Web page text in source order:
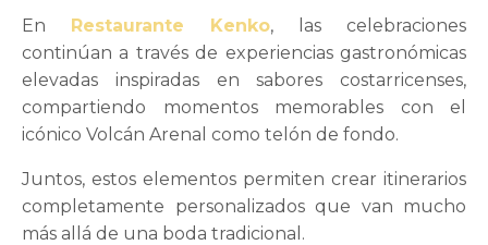
En Restaurante Kenko, las celebraciones
continúan a través de experiencias gastronómicas
elevadas inspiradas en sabores costarricenses,
compartiendo momentos memorables con el
icónico Volcán Arenal como telón de fondo.
Juntos, estos elementos permiten crear itinerarios
completamente personalizados que van mucho
más allá de una boda tradicional.